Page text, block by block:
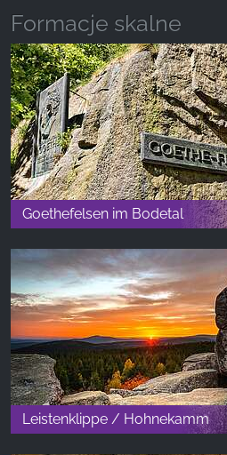
Formacje skalne
Goethefelsen im Bodetal
Leistenklippe / Hohnekamm